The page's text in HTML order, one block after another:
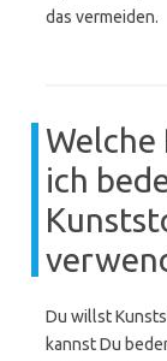
das vermeiden.
ich
Du willst
kannst Du